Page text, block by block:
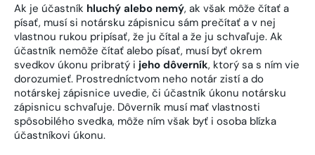
Ak je účastník hluchý alebo nemý, ak však môže čítať a
písať, musí si notársku zápisnicu sám prečítať a v nej
vlastnou rukou pripísať, že ju čítal a že ju schvaľuje. Ak
účastník nemôže čítať alebo písať, musí byť okrem
svedkov úkonu pribratý i jeho dôverník, ktorý sa s ním vie
dorozumieť. Prostredníctvom neho notár zistí a do
notárskej zápisnice uvedie, či účastník úkonu notársku
zápisnicu schvaľuje. Dôverník musí mať vlastnosti
spôsobilého svedka, môže ním však byť i osoba blízka
účastníkovi úkonu.